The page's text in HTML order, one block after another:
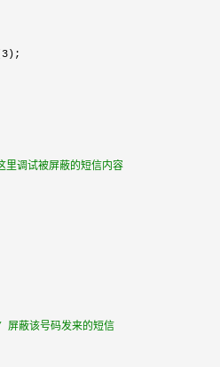
);
里调试被屏蔽的短信内容
屏蔽该号码发来的短信